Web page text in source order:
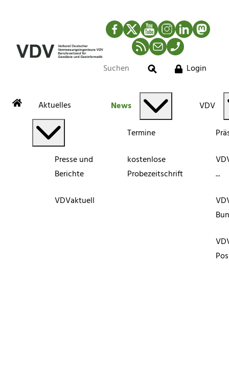
Facebook
TwitterYouTubeInstagram
LinkedIn
RSS-Newsfeed
MailTelefon
Suche
Login
Aktuelles
Presse und
Berichte
VDVaktuell
News
Termine
kostenlose
Probezeitschrift
VDV
...